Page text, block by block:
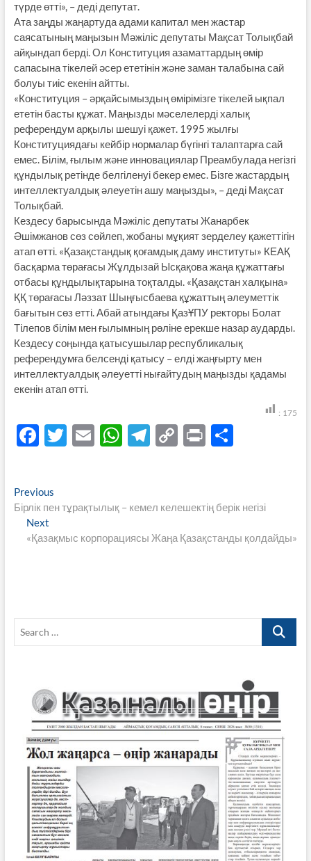
түрде өтті», – деді депутат.
Ата заңды жаңартуда адами капитал мен жастар
саясатының маңызын Мәжіліс депутаты Мақсат Толықбай
айқындап берді. Ол Конституция азаматтардың өмір
сапасына тікелей әсер ететінін және заман талабына сай
болуы тиіс екенін айтты.
«Конституция – әрқайсымыздың өмірімізге тікелей ықпал
ететін басты құжат. Маңызды мәселелерді халық
референдум арқылы шешуі қажет. 1995 жылғы
Конституциядағы кейбір нормалар бүгінгі талаптарға сай
емес. Білім, ғылым және инновациялар Преамбулада негізгі
құндылық ретінде белгіленуі бекер емес. Бізге жастардың
интеллектуалдық әлеуетін ашу маңызды», – деді Мақсат
Толықбай.
Кездесу барысында Мәжіліс депутаты Жанарбек
Әшімжанов сөз сөйлеп, жобаны мұқият зерделеу қажеттігін
атап өтті. «Қазақстандық қоғамдық даму институты» КЕАҚ
басқарма төрағасы Жұлдызай Ысқақова жаңа құжаттағы
отбасы құндылықтарына тоқталды. «Қазақстан халқына»
ҚҚ төрағасы Ләззат Шыңғысбаева құжаттың әлеуметтік
бағытын сөз етті. Абай атындағы ҚазҰПУ ректоры Болат
Тілепов білім мен ғылымның рөліне ерекше назар аударды.
Кездесу соңында қатысушылар республикалық
референдумға белсенді қатысу – елді жаңғырту мен
интеллектуалдық әлеуетті нығайтудың маңызды қадамы
екенін атап өтті.
: 175
F
b
o
o
T
er
E W
s
p
T
gr
m
C
y
n
P S
e
Навигация
по
записям
PreviousPrevious
post:
Бірлік пен тұрақтылық – кемел келешектің берік негізі
Next
post:
«Қазақмыс корпорациясы Жаңа Қазақстанды қолдайды»
Search